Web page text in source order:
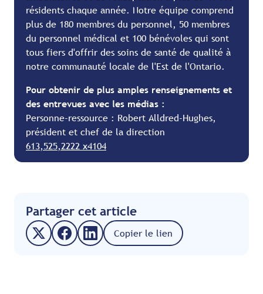
résidents chaque année. Notre équipe comprend
plus de 180 membres du personnel, 50 membres
du personnel médical et 100 bénévoles qui sont
tous fiers d'offrir des soins de santé de qualité à
notre communauté locale de l'Est de l'Ontario.
Pour obtenir de plus amples renseignements et
des entrevues avec les médias :
Personne-ressource : Robert Alldred-Hughes,
président et chef de la direction
613,525,2222 x4104
Partager cet article
Copier le lien